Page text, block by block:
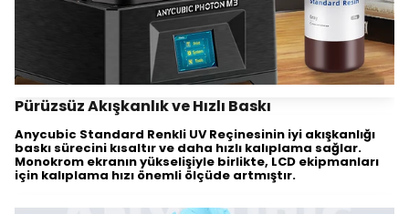
Pürüzsüz Akışkanlık ve Hızlı Baskı
Anycubic Standard Renkli UV Reçinesinin iyi akışkanlığı
baskı sürecini kısaltır ve daha hızlı kalıplama sağlar.
Monokrom ekranın yükselişiyle birlikte, LCD ekipmanları
için kalıplama hızı önemli ölçüde artmıştır.